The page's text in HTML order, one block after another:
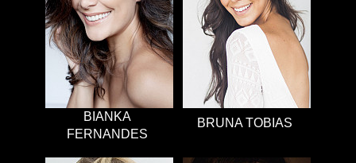
BIANKA
FERNANDES
BRUNA TOBIAS